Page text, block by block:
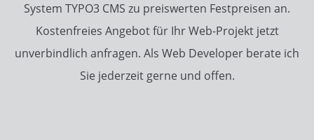
System TYPO3 CMS zu preiswerten Festpreisen an.
Kostenfreies Angebotfür IhrWeb-Projektjetzt
unverbindlich anfragen. Als Web Developer berate ich
Sie jederzeit gerne und offen.